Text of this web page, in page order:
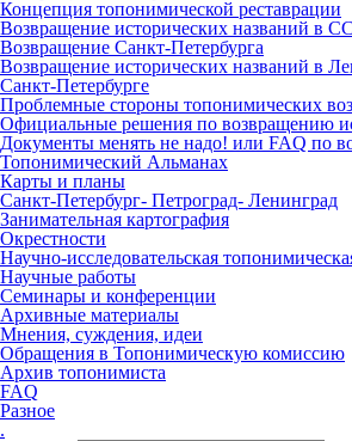
Концепция топонимической реставрации
Возвращение исторических названий в
Возвращение Санкт‑Петербурга
Возвращение исторических названий в
Санкт‑Петербурге
Проблемные стороны топонимических
Официальные решения по возвращению
Документы менять не надо! или FAQ по
Топонимический Альманах
Карты и планы
Санкт‑Петербург‑ Петроград‑ Ленинград
Занимательная картография
Окрестности
Научно‑исследовательская
Научные работы
Семинары и конференции
Архивные материалы
Мнения, суждения, идеи
Обращения в Топонимическую комиссию
Архив топонимиста
FAQ
Разное
.